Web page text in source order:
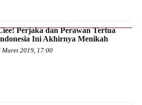
Perjaka dan Perawan Tertua
Ini Akhirnya Menikah
Maret 2019, 17:00